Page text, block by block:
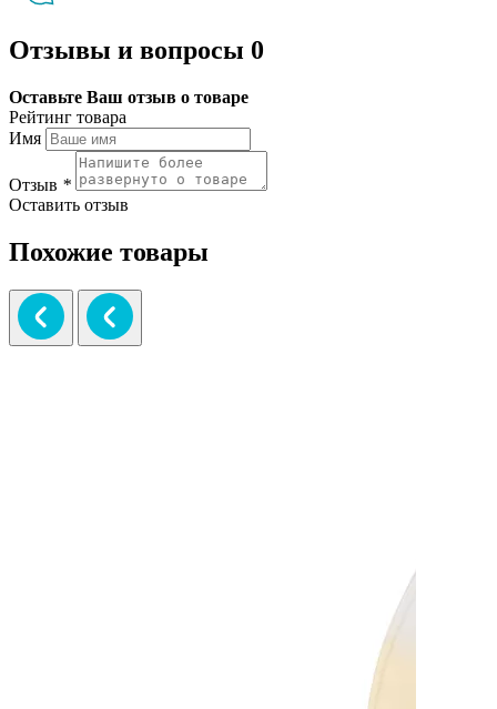
Отзывы и вопросы 0
Оставьте Ваш отзыв о товаре
Рейтинг товара
Имя
Отзыв *
Оставить отзыв
Похожие товары